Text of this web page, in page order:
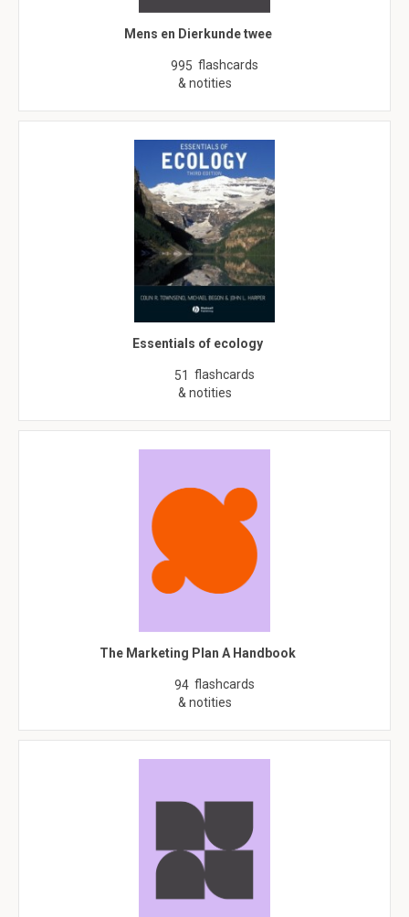
Mens en Dierkunde twee
995 flashcards
& notities
Essentials of ecology
51 flashcards
& notities
The Marketing Plan A Handbook
94 flashcards
& notities